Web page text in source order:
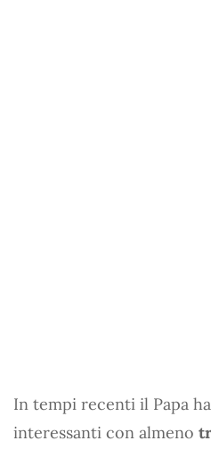
In tempi recenti il Papa
interessanti con almeno